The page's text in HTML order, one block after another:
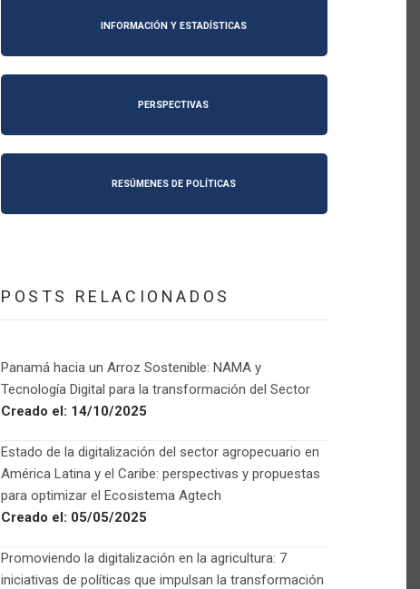
INFORMACIÓN Y ESTADÍSTICAS
PERSPECTIVAS
RESÚMENES DE POLÍTICAS
POSTS RELACIONADOS
Panamá hacia un Arroz Sostenible: NAMA y
Tecnología Digital para la transformación del Sector
Creado el: 14/10/2025
Estado de la digitalización del sector agropecuario en
América Latina y el Caribe: perspectivas y propuestas
para optimizar el Ecosistema Agtech
Creado el: 05/05/2025
Promoviendo la digitalización en la agricultura: 7
iniciativas de políticas que impulsan la transformación